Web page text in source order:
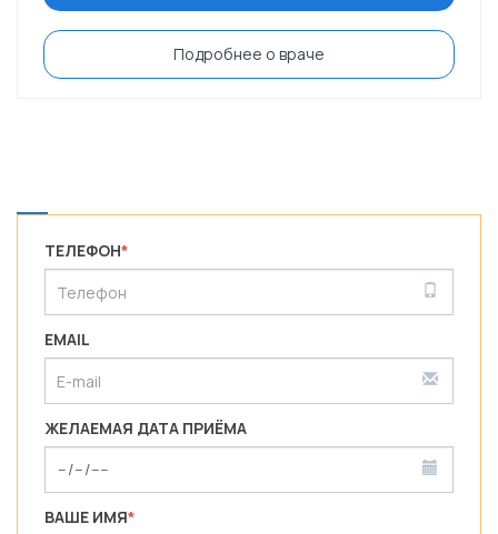
Подробнее о враче
ТЕЛЕФОН*
EMAIL
ЖЕЛАЕМАЯ ДАТА ПРИЁМА
ВАШЕ ИМЯ*